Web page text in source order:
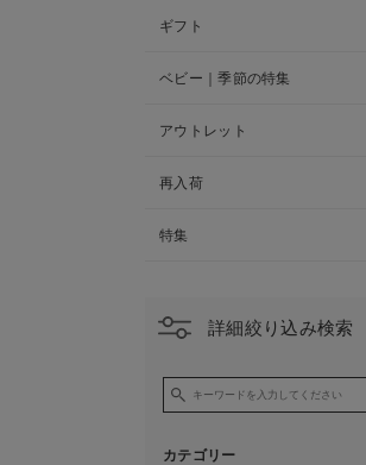
ギフト
ベビー｜季節の特集
アウトレット
再入荷
特集
詳細絞り込み検索
カテゴリー